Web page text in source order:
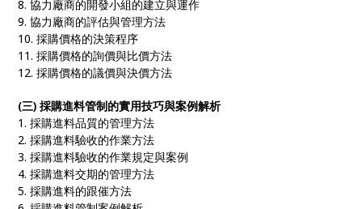
8. 協力廠商的開發小組的建立與運作
9. 協力廠商的評估與管理方法
10. 採購價格的決策程序
11. 採購價格的詢價與比價方法
12. 採購價格的議價與決價方法
(三) 採購進料管制的實用技巧與案例解析
1. 採購進料品質的管理方法
2. 採購進料驗收的作業方法
3. 採購進料驗收的作業規定與案例
4. 採購進料交期的管理方法
5. 採購進料的跟催方法